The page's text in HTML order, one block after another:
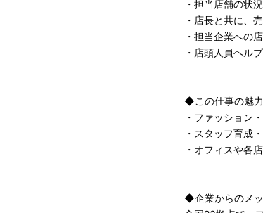
・担当店舗の状
・店長と共に、
・担当企業への
・店頭人員ヘル
◆この仕事の魅
・ファッション
・スタッフ育成
・オフィスや各
◆企業からのメ